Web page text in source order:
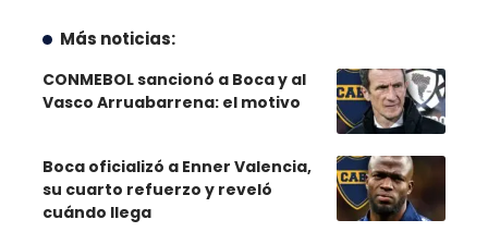
Más noticias:
CONMEBOL sancionó a Boca y al
Vasco Arruabarrena: el motivo
Boca oficializó a Enner Valencia,
su cuarto refuerzo y reveló
cuándo llega